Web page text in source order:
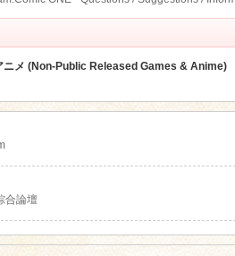
ニメ (Non-Public Released Games & Anime)
合論壇